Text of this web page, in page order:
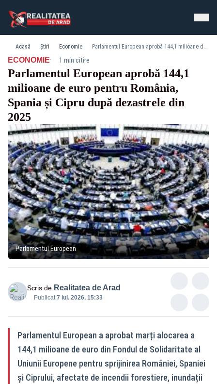
Acasă Știri Economie Parlamentul European aprobă 144,1 milioane de euro pentru România, Spania și Cipru după dezastrele din 2025
ECONOMIE· 1 min citire
Parlamentul European aprobă 144,1
milioane de euro pentru România,
Spania și Cipru după dezastrele din
2025
Parlamentul European
Scris de Realitatea de Arad
Publicat:7 iul. 2026, 15:33
Parlamentul European a aprobat marți alocarea a
144,1 milioane de euro din Fondul de Solidaritate al
Uniunii Europene pentru sprijinirea României, Spaniei
și Ciprului, afectate de incendii forestiere, inundații